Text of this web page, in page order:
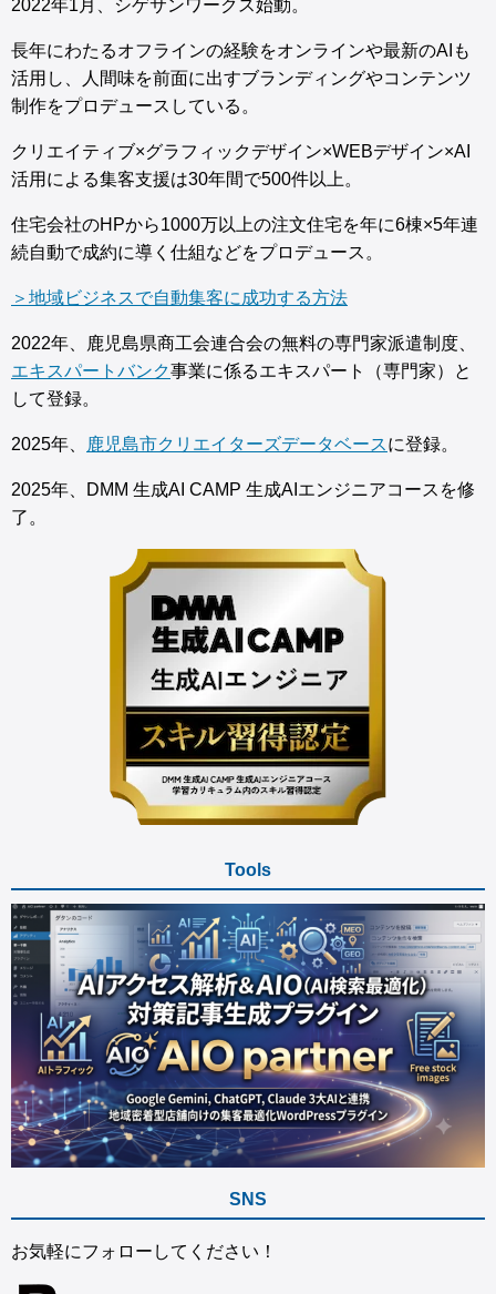
2022年1月、シゲサンワークス始動。
長年にわたるオフラインの経験をオンラインや最新のAIも
活用し、人間味を前面に出すブランディングやコンテンツ
制作をプロデュースしている。
クリエイティブ×グラフィックデザイン×WEBデザイン×AI
活用による集客支援は30年間で500件以上。
住宅会社のHPから1000万以上の注文住宅を年に6棟×5年連
続自動で成約に導く仕組などをプロデュース。
＞地域ビジネスで自動集客に成功する方法
2022年、鹿児島県商工会連合会の無料の専門家派遣制度、
エキスパートバンク事業に係るエキスパート（専門家）と
して登録。
2025年、 鹿児島市クリエイターズデータベースに登録。
2025年、DMM 生成AI CAMP 生成AIエンジニアコースを修
了。
Tools
SNS
お気軽にフォローしてください！